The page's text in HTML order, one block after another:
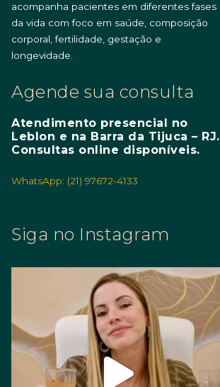
acompanha pacientes em diferentes fases
da vida com foco em saúde, composição
corporal, fertilidade, gestação e
longevidade.
Agende sua consulta
Atendimento presencial no
Leblon e na Barra da Tijuca – RJ.
Consultas online disponíveis.
WhatsApp: (21) 97672-4133
Siga no Instagram